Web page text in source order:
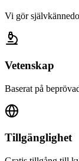
Vi gör
Vetenskap
Baserat på
Tillgänglighet